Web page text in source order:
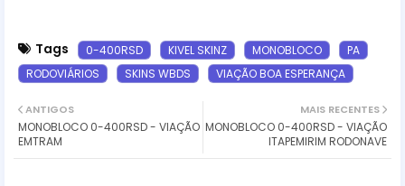
Tags 0-400RSD KIVEL SKINZ MONOBLOCO
PA
RODOVIÁRIOS
SKINS WBDS VIAÇÃO BOA ESPERANÇA
MAIS RECENTES
MONOBLOCO 0-400RSD - VIAÇÃO
ITAPEMIRIM RODONAVE
ANTIGOS
MONOBLOCO 0-400RSD - VIAÇÃO
EMTRAM